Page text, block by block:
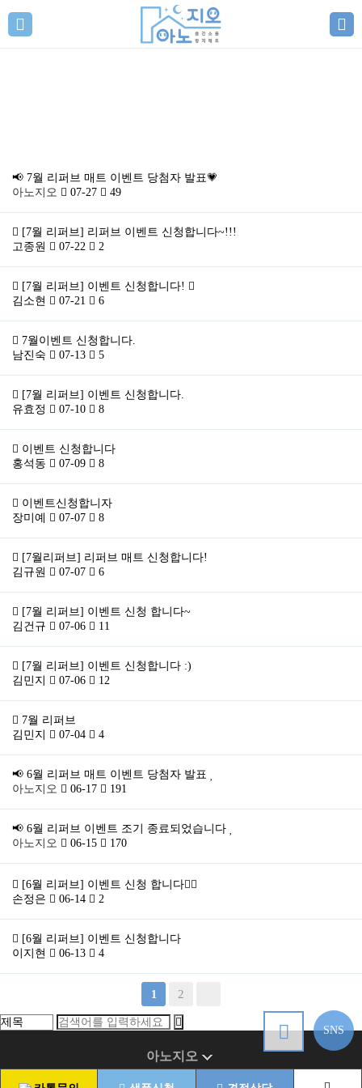
📢 7월 리퍼브 매트 이벤트 당첨자 발표💗
아노지오
07-27 49
[7월 리퍼브] 리퍼브 이벤트 신청합니다~!!!
고종원
07-22 2
[7월 리퍼브] 이벤트 신청합니다!
김소현
07-21 6
7월이벤트 신청합니다.
남진숙
07-13 5
[7월 리퍼브] 이벤트 신청합니다.
유효정
07-10 8
이벤트 신청합니다
홍석동
07-09 8
이벤트신청합니자
장미예
07-07 8
[7월리퍼브] 리퍼브 매트 신청합니다!
김규원
07-07 6
[7월 리퍼브] 이벤트 신청 합니다~
김건규
07-06 11
[7월 리퍼브] 이벤트 신청합니다 :)
김민지
07-06 12
7월 리퍼브
김민지
07-04 4
📢 6월 리퍼브 매트 이벤트 당첨자 발표
아노지오
06-17 191
📢 6월 리퍼브 이벤트 조기 종료되었습니다
아노지오
06-15 170
[6월 리퍼브] 이벤트 신청 합니다👍🏻
손정은
06-14 2
[6월 리퍼브] 이벤트 신청합니다
이지현
06-13 4
1 2
아노지오
SNS